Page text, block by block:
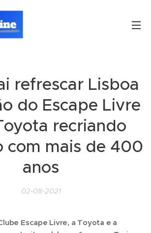
refrescar Lisboa
do Escape Livre
recriando
com mais de 400
anos
02-08-2021
Escape Livre, a Toyota e a